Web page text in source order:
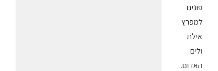
פונים
למפרץ
אילת
ולים
האדום.